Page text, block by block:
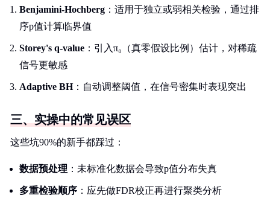
Benjamini-Hochberg ：适用于独立或弱相关检验，通过排
序p值计算临界值
Storey's q-value ：引入π₀（真零假设比例）估计，对稀疏
信号更敏感
Adaptive BH：自动调整阈值，在信号密集时表现突出
三、实操中的常见误区
这些坑90%的新手都踩过：
数据预处理 ：未标准化数据会导致p值分布失真
多重检验顺序 ：应先做FDR校正再进行聚类分析